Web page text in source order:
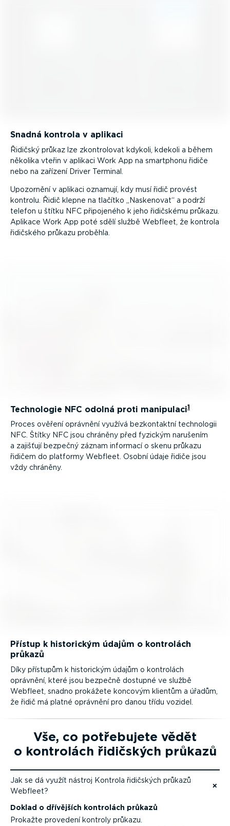
Snadná kontrola v aplikaci
Řidičský průkaz lze zkont­ro­lovat kdykoli, kdekoli a během
několika vteřin v aplikaci Work App na smartphonu řidiče
nebo na zařízení Driver Terminal.
Upozornění v aplikaci oznamují, kdy musí řidič provést
kontrolu. Řidič klepne na tlačítko
Naskenovat
a podrží
telefon u štítku NFC připojeného k jeho řidičskému průkazu.
Aplikace Work App poté sdělí službě Webfleet, že kontrola
řidičského průkazu proběhla.
Technologie NFC odolná proti manipulaci1
Proces ověření oprávnění využívá bezkon­taktní technologii
NFC. Štítky NFC jsou chráněny před fyzickým narušením
a zajišťují bezpečný záznam informací o skenu průkazu
řidičem do platformy Webfleet. Osobní údaje řidiče jsou
vždy chráněny.
Přístup k historickým údajům o kontrolách
průkazů
Díky přístupům k historickým údajům o kontrolách
oprávnění, které jsou bezpečně dostupné ve službě
Webfleet, snadno prokážete koncovým klientům a úřadům,
že řidič má platné oprávnění pro danou třídu vozidel.
Vše, co potřebujete vědět
o kontrolách řidičských průkazů
Jak se dá využít nástroj Kontrola řidičských průkazů
Webfleet?
Přejít na obsah
Doklad o dřívějších kontrolách průkazů
Prokažte provedení kontroly průkazu.